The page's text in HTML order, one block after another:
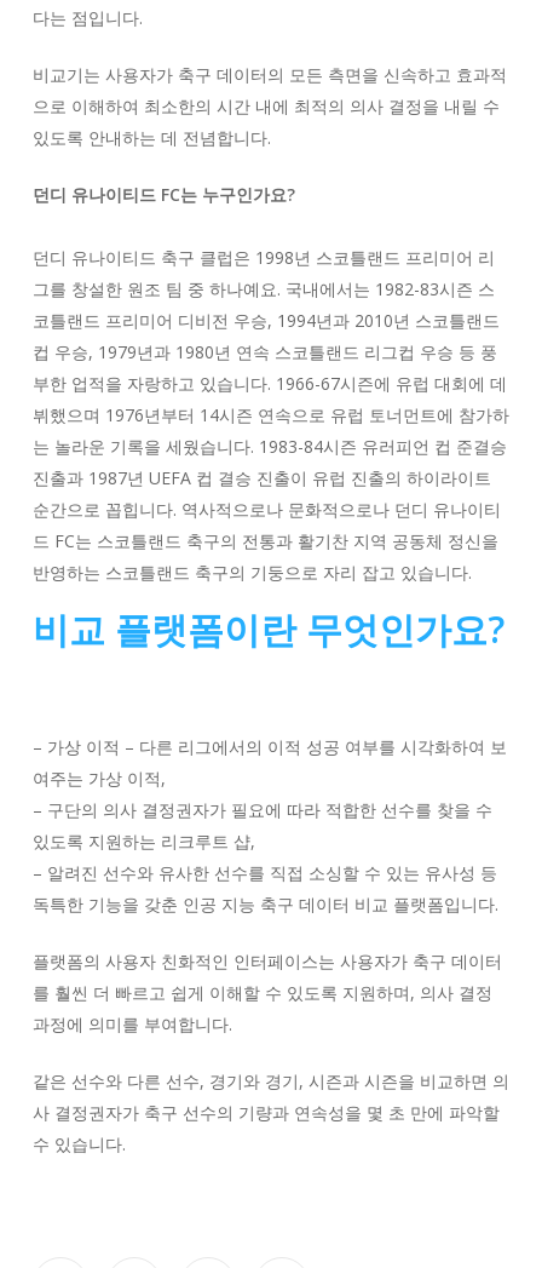
다는 점입니다.
비교기는 사용자가 축구 데이터의 모든 측면을 신속하고 효과적
으로 이해하여 최소한의 시간 내에 최적의 의사 결정을 내릴 수
있도록 안내하는 데 전념합니다.
던디 유나이티드 FC는 누구인가요?
던디 유나이티드 축구 클럽은 1998년 스코틀랜드 프리미어 리
그를 창설한 원조 팀 중 하나예요. 국내에서는 1982-83시즌 스
코틀랜드 프리미어 디비전 우승, 1994년과 2010년 스코틀랜드
컵 우승, 1979년과 1980년 연속 스코틀랜드 리그컵 우승 등 풍
부한 업적을 자랑하고 있습니다. 1966-67시즌에 유럽 대회에 데
뷔했으며 1976년부터 14시즌 연속으로 유럽 토너먼트에 참가하
는 놀라운 기록을 세웠습니다. 1983-84시즌 유러피언 컵 준결승
진출과 1987년 UEFA 컵 결승 진출이 유럽 진출의 하이라이트
순간으로 꼽힙니다. 역사적으로나 문화적으로나 던디 유나이티
드 FC는 스코틀랜드 축구의 전통과 활기찬 지역 공동체 정신을
반영하는 스코틀랜드 축구의 기둥으로 자리 잡고 있습니다.
비교 플랫폼이란 무엇인가요?
– 가상 이적 – 다른 리그에서의 이적 성공 여부를 시각화하여 보
여주는 가상 이적,
– 구단의 의사 결정권자가 필요에 따라 적합한 선수를 찾을 수
있도록 지원하는 리크루트 샵,
– 알려진 선수와 유사한 선수를 직접 소싱할 수 있는 유사성 등
독특한 기능을 갖춘 인공 지능 축구 데이터 비교 플랫폼입니다.
플랫폼의 사용자 친화적인 인터페이스는 사용자가 축구 데이터
를 훨씬 더 빠르고 쉽게 이해할 수 있도록 지원하며, 의사 결정
과정에 의미를 부여합니다.
같은 선수와 다른 선수, 경기와 경기, 시즌과 시즌을 비교하면 의
사 결정권자가 축구 선수의 기량과 연속성을 몇 초 만에 파악할
수 있습니다.